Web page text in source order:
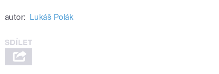
autor: Lukáš Polák